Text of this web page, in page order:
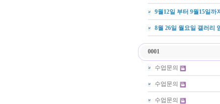
9월12일 부터 9월15일까
8월 26일 월요일 갤러리
0001
수업문의
수업문의
수업문의